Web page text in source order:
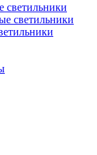
светильники
светильники